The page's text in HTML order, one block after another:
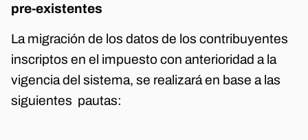
pre-existentes
La migración de los datos de los contribuyentes
inscriptos en el impuesto con anterioridad a la
vigencia del sistema, se realizará en base a las
siguientes pautas: